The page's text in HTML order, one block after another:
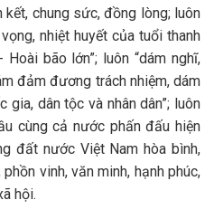
chung sức, đồng lòng; luôn
nhiệt huyết của tuổi thanh
bão lớn”; luôn “dám nghĩ,
đảm đương trách nhiệm, dám
dân tộc và nhân dân”; luôn
cùng cả nước phấn đấu hiện
đất nước Việt Nam hòa bình,
vinh, văn minh, hạnh phúc,
hội.